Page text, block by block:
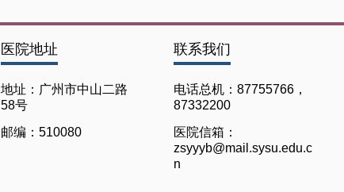
医院地址
地址：广州市中山二路
58号
邮编：510080
联系我们
电话总机：87755766，
87332200
医院信箱：
zsyyyb@mail.sysu.edu.c
n